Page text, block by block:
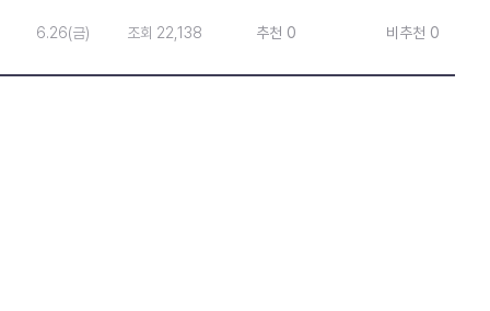
6.26(금) 조회 22,138 추천 0 비추천 0